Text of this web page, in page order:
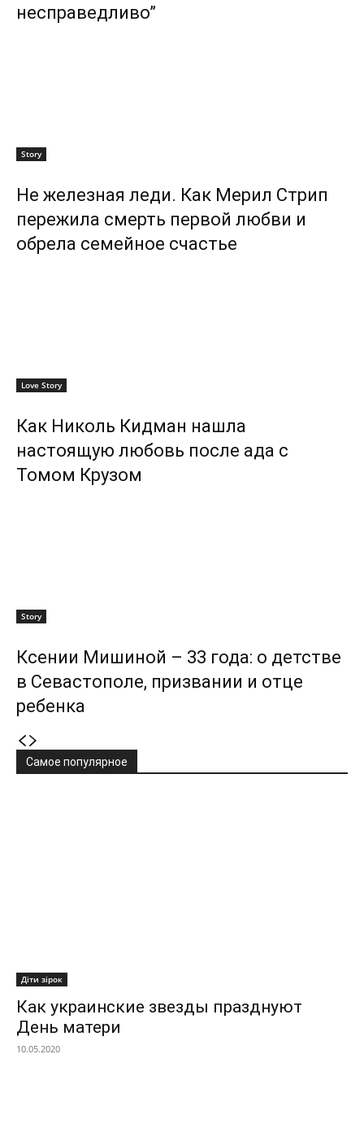
несправедливо”
Story
Не железная леди. Как Мерил Стрип
пережила смерть первой любви и
обрела семейное счастье
Love Story
Как Николь Кидман нашла
настоящую любовь после ада с
Томом Крузом
Story
Ксении Мишиной – 33 года: о детстве
в Севастополе, призвании и отце
ребенка
Самое популярное
Діти зірок
Как украинские звезды празднуют
День матери
10.05.2020